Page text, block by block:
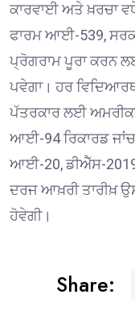
ਕਾਰਵਾਈ ਅਤੇ ਖ਼ਰਚਾ
ਫਾਰਮ ਆਈ-539,
ਪ੍ਰੋਗਰਾਮ ਪੂਰਾ ਕਰਨ
ਪਵੇਗਾ। ਹਰ
ਪੱਤਰਕਾਰ ਲਈ
ਆਈ-94 ਰਿਕਾਰਡ
ਆਈ-20, ਡੀਐੱਸ-
ਦਰਜ ਆਖ਼ਰੀ ਤਾਰੀਖ਼
ਹੋਵੇਗੀ।
Share: